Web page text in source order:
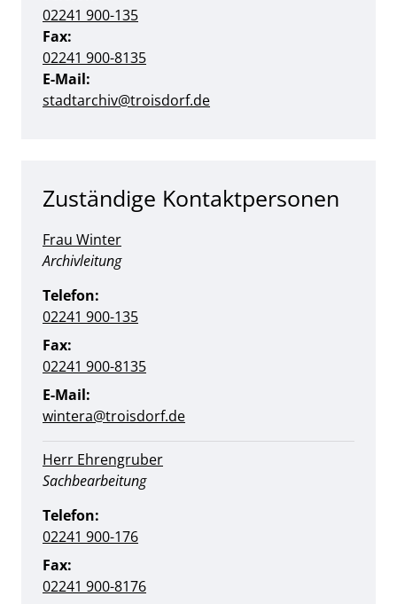
02241 900-135
Fax:
02241 900-8135
E-Mail:
stadtarchiv@troisdorf.de
Zuständige Kontaktpersonen
Frau Winter
Position:
Archivleitung
Telefon:
02241 900-135
Fax:
02241 900-8135
E-Mail:
wintera@troisdorf.de
Herr Ehrengruber
Position:
Sachbearbeitung
Telefon:
02241 900-176
Fax:
02241 900-8176